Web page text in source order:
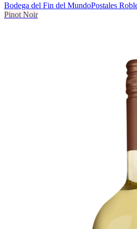
Bodega del Fin del MundoPostales
Pinot Noir